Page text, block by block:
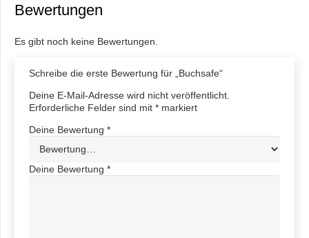
Bewertungen
Es gibt noch keine Bewertungen.
Schreibe die erste Bewertung für „Buchsafe“
Deine E-Mail-Adresse wird nicht veröffentlicht.
Erforderliche Felder sind mit * markiert
Deine Bewertung *
Deine Bewertung *